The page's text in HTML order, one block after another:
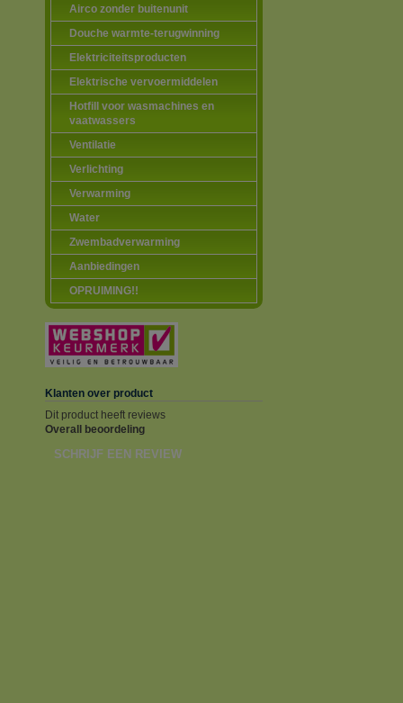
Airco zonder buitenunit
Douche warmte-terugwinning
Elektriciteitsproducten
Elektrische vervoermiddelen
Hotfill voor wasmachines en
vaatwassers
Ventilatie
Verlichting
Verwarming
Water
Zwembadverwarming
Aanbiedingen
OPRUIMING!!
Klanten over product
Dit product heeft reviews
Overall beoordeling
SCHRIJF EEN REVIEW